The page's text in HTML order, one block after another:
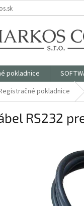
pokladnice
pokladnice
RS232